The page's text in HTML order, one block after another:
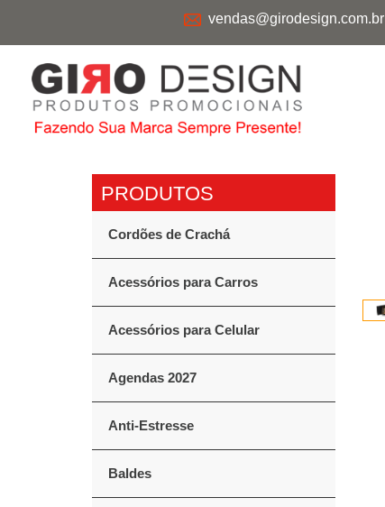
vendas@girodesign.com.br
Cordões de Crachá
Acessórios para Carros
Acessórios para Celular
Agendas 2027
Anti-Estresse
Baldes